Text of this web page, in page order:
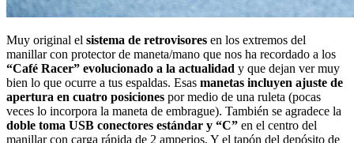
Muy original el sistema de retrovisores en los extremos del
manillar con protector de maneta/mano que nos ha recordado a los
“Café Racer” evolucionado a la actualidad y que dejan ver muy
bien lo que ocurre a tus espaldas. Esas manetas incluyen ajuste de
apertura en cuatro posiciones por medio de una ruleta (pocas
veces lo incorpora la maneta de embrague). También se agradece la
doble toma USB conectores estándar y “C” en el centro del
manillar con carga rápida de 2 amperios. Y el tapón del depósito de